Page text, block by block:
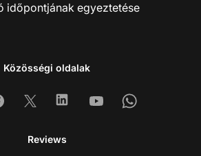
időpontjának egyeztetése
Közösségi oldalak
X LinkedinYoutubeWhatsapp
Reviews